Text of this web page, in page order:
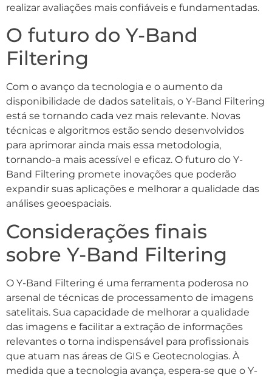
realizar avaliações mais confiáveis e fundamentadas.
O futuro do Y-Band
Filtering
Com o avanço da tecnologia e o aumento da
disponibilidade de dados satelitais, o Y-Band Filtering
está se tornando cada vez mais relevante. Novas
técnicas e algoritmos estão sendo desenvolvidos
para aprimorar ainda mais essa metodologia,
tornando-a mais acessível e eficaz. O futuro do Y-
Band Filtering promete inovações que poderão
expandir suas aplicações e melhorar a qualidade das
análises geoespaciais.
Considerações finais
sobre Y-Band Filtering
O Y-Band Filtering é uma ferramenta poderosa no
arsenal de técnicas de processamento de imagens
satelitais. Sua capacidade de melhorar a qualidade
das imagens e facilitar a extração de informações
relevantes o torna indispensável para profissionais
que atuam nas áreas de GIS e Geotecnologias. À
medida que a tecnologia avança, espera-se que o Y-